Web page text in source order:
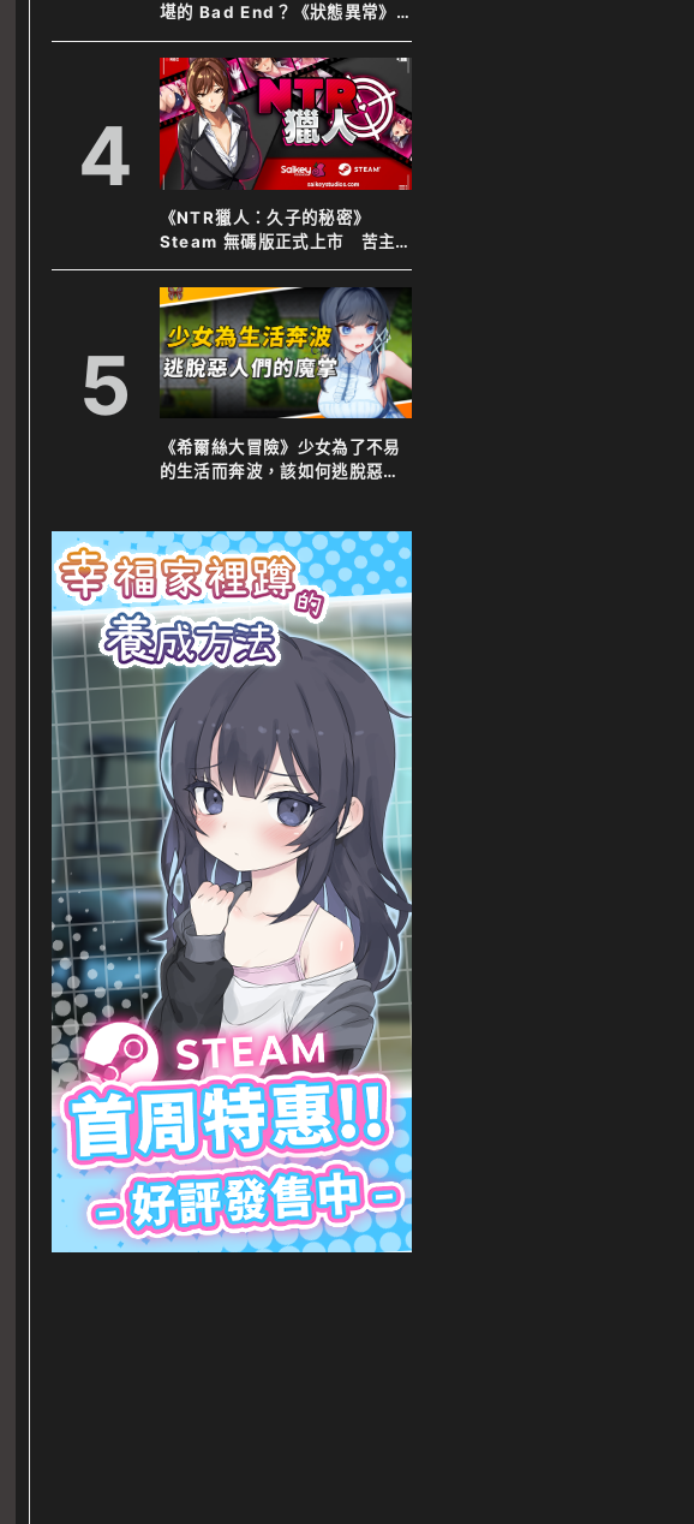
堪的 Bad End？《狀態異常》
Steam 商店公開
4
《NTR獵人：久子的秘密》
Steam 無碼版正式上市 苦主
化身靈體調查妻子 夫目前犯全
程直擊
5
《希爾絲大冒險》少女為了不易
的生活而奔波，該如何逃脫惡人